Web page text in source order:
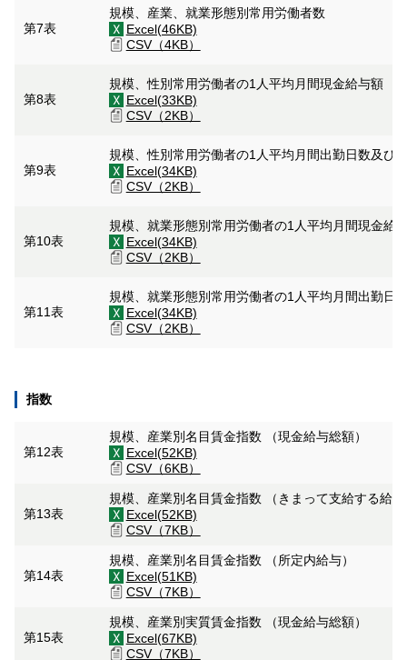
第7表
規模、産業、就業形態別常用労働者数
Excel(46KB)
CSV（4KB）
第8表
規模、性別常用労働者の1人平均月間現金給与額
Excel(33KB)
CSV（2KB）
第9表
規模、性別常用労働者の1人平均月間出勤日数及び
Excel(34KB)
CSV（2KB）
第10表
規模、就業形態別常用労働者の1人平均月間現金給
Excel(34KB)
CSV（2KB）
第11表
規模、就業形態別常用労働者の1人平均月間出勤日
Excel(34KB)
CSV（2KB）
指数
第12表
規模、産業別名目賃金指数 （現金給与総額）
Excel(52KB)
CSV（6KB）
第13表
規模、産業別名目賃金指数 （きまって支給する給
Excel(52KB)
CSV（7KB）
第14表
規模、産業別名目賃金指数 （所定内給与）
Excel(51KB)
CSV（7KB）
第15表
規模、産業別実質賃金指数 （現金給与総額）
Excel(67KB)
CSV（7KB）